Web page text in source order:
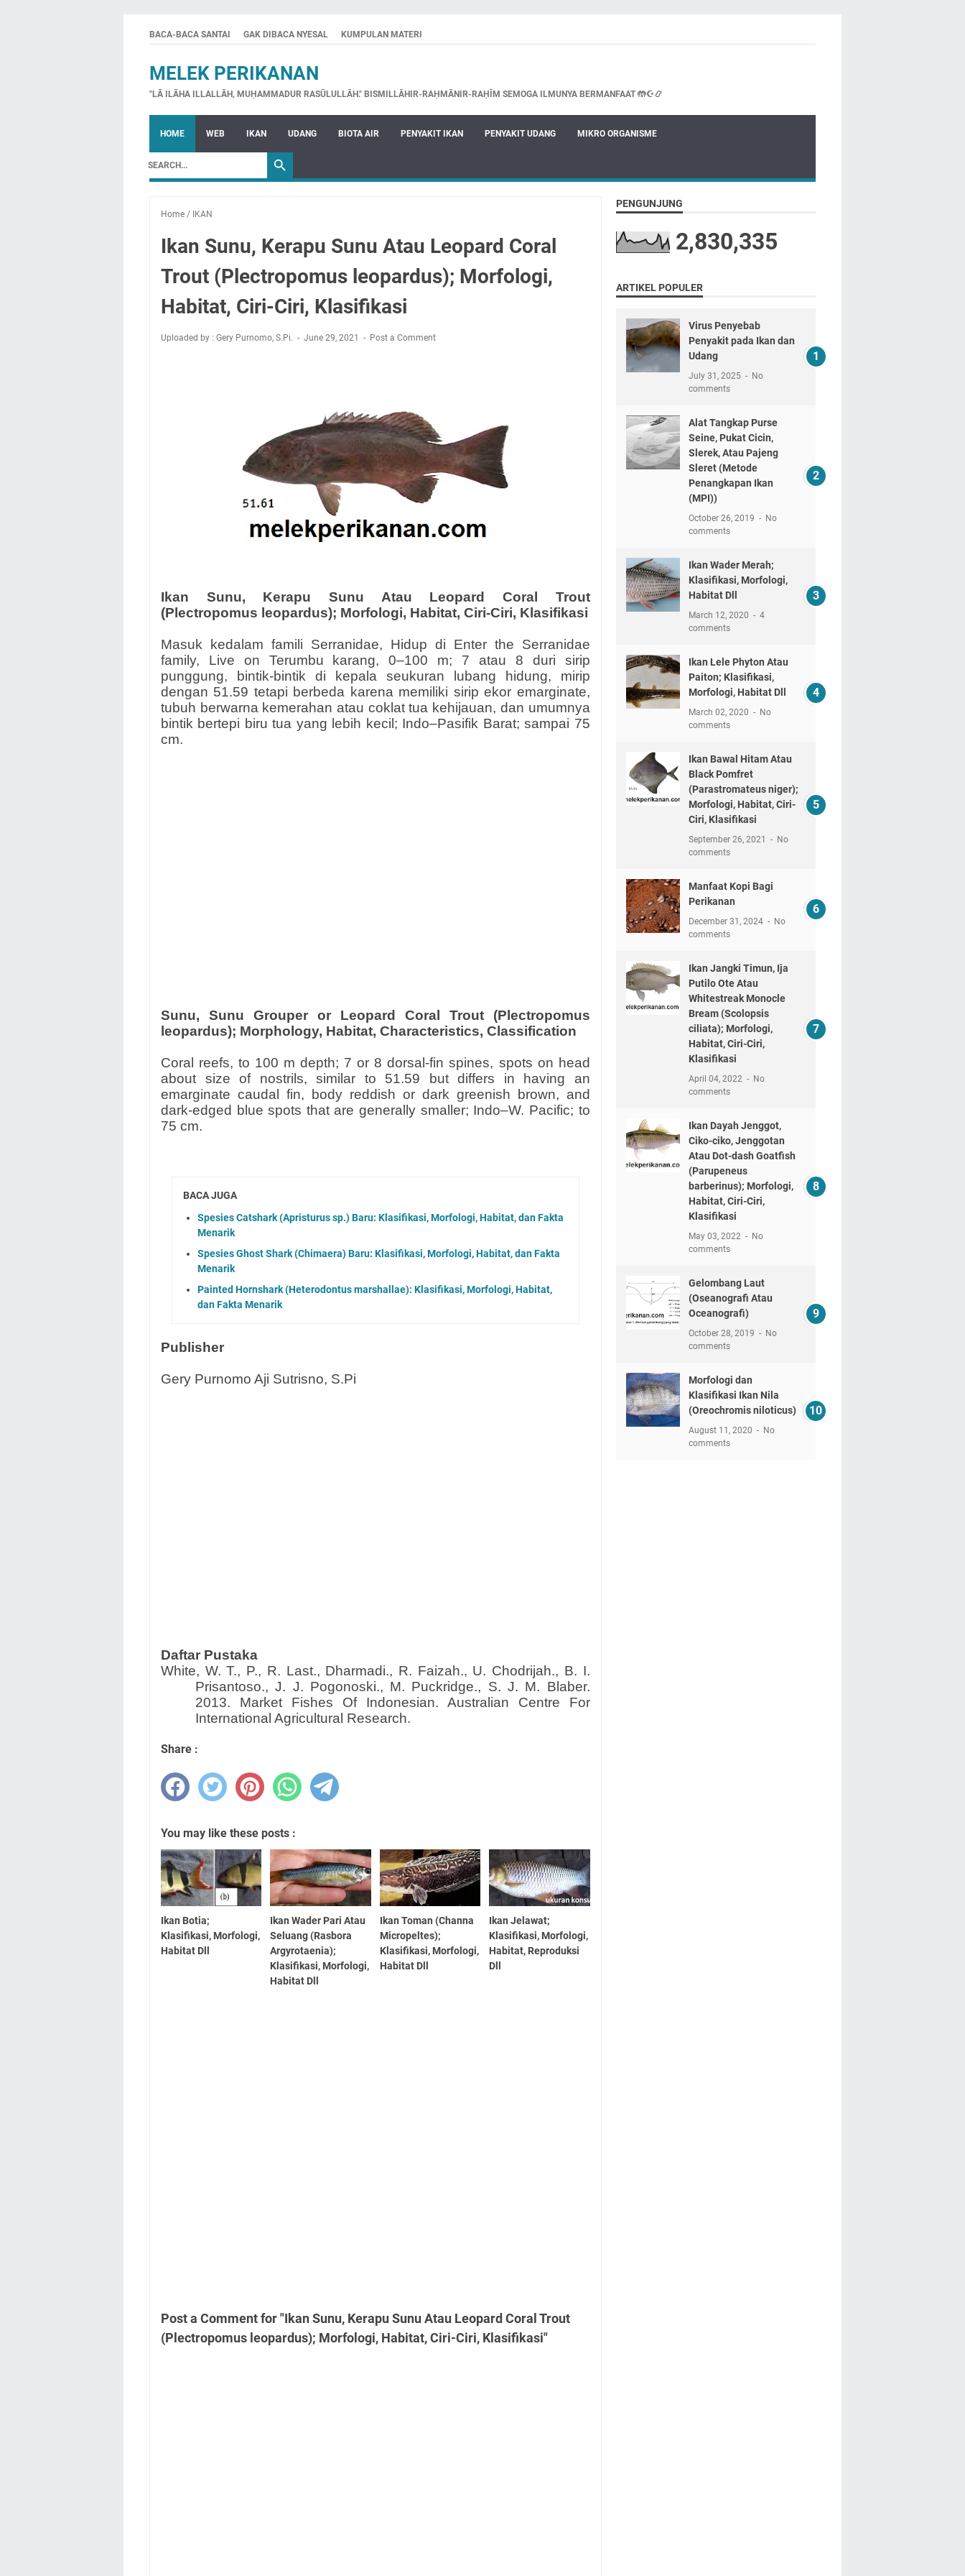
BACA-BACA SANTAI GAK DIBACA NYESAL KUMPULAN MATERI
MELEK PERIKANAN
"LĀ ILĀHA ILLALLĀH, MUḤAMMADUR RASŪLULLĀH." BISMILLĀHIR-RAḤMĀNIR-RAḤĪM SEMOGA ILMUNYA BERMANFAAT 🤲☪📿
HOME WEB IKAN UDANG BIOTA AIR PENYAKIT IKAN PENYAKIT UDANG MIKRO ORGANISME
Home / IKAN
Ikan Sunu, Kerapu Sunu Atau Leopard Coral
Trout (Plectropomus leopardus); Morfologi,
Habitat, Ciri-Ciri, Klasifikasi
Uploaded by : Gery Purnomo, S.Pi. June 29, 2021 Post a Comment
Ikan Sunu, Kerapu Sunu Atau Leopard Coral Trout
(Plectropomus leopardus); Morfologi, Habitat, Ciri-Ciri, Klasifikasi
Masuk kedalam famili Serranidae, Hidup di Enter the Serranidae
family, Live on Terumbu karang, 0–100 m; 7 atau 8 duri sirip
punggung, bintik-bintik di kepala seukuran lubang hidung, mirip
dengan 51.59 tetapi berbeda karena memiliki sirip ekor emarginate,
tubuh berwarna kemerahan atau coklat tua kehijauan, dan umumnya
bintik bertepi biru tua yang lebih kecil; Indo–Pasifik Barat; sampai 75
cm.
Sunu, Sunu Grouper or Leopard Coral Trout (Plectropomus
leopardus); Morphology, Habitat, Characteristics, Classification
Coral reefs, to 100 m depth; 7 or 8 dorsal-fin spines, spots on head
about size of nostrils, similar to 51.59 but differs in having an
emarginate caudal fin, body reddish or dark greenish brown, and
dark-edged blue spots that are generally smaller; Indo–W. Pacific; to
75 cm.
BACA JUGA
Spesies Catshark (Apristurus sp.) Baru: Klasifikasi, Morfologi, Habitat, dan Fakta
Menarik
Spesies Ghost Shark (Chimaera) Baru: Klasifikasi, Morfologi, Habitat, dan Fakta
Menarik
Painted Hornshark (Heterodontus marshallae): Klasifikasi, Morfologi, Habitat,
dan Fakta Menarik
Publisher
Gery Purnomo Aji Sutrisno, S.Pi
Daftar Pustaka
White, W. T., P., R. Last., Dharmadi., R. Faizah., U. Chodrijah., B. I.
Prisantoso., J. J. Pogonoski., M. Puckridge., S. J. M. Blaber.
2013. Market Fishes Of Indonesian. Australian Centre For
International Agricultural Research.
Share :
You may like these posts :
Ikan Botia;
Klasifikasi, Morfologi,
Habitat Dll
Ikan Wader Pari Atau
Seluang (Rasbora
Argyrotaenia);
Klasifikasi, Morfologi,
Habitat Dll
Ikan Toman (Channa
Micropeltes);
Klasifikasi, Morfologi,
Habitat Dll
Ikan Jelawat;
Klasifikasi, Morfologi,
Habitat, Reproduksi
Dll
Post a Comment for "Ikan Sunu, Kerapu Sunu Atau Leopard Coral Trout
(Plectropomus leopardus); Morfologi, Habitat, Ciri-Ciri, Klasifikasi"
PENGUNJUNG
2,830,335
ARTIKEL POPULER
Virus Penyebab
Penyakit pada Ikan dan
Udang
July 31, 2025
No
comments
Alat Tangkap Purse
Seine, Pukat Cicin,
Slerek, Atau Pajeng
Sleret (Metode
Penangkapan Ikan
(MPI))
October 26, 2019
No
comments
Ikan Wader Merah;
Klasifikasi, Morfologi,
Habitat Dll
March 12, 2020
4
comments
Ikan Lele Phyton Atau
Paiton; Klasifikasi,
Morfologi, Habitat Dll
March 02, 2020
No
comments
Ikan Bawal Hitam Atau
Black Pomfret
(Parastromateus niger);
Morfologi, Habitat, Ciri-
Ciri, Klasifikasi
September 26, 2021
No
comments
Manfaat Kopi Bagi
Perikanan
December 31, 2024
No
comments
Ikan Jangki Timun, Ija
Putilo Ote Atau
Whitestreak Monocle
Bream (Scolopsis
ciliata); Morfologi,
Habitat, Ciri-Ciri,
Klasifikasi
April 04, 2022
No
comments
Ikan Dayah Jenggot,
Ciko-ciko, Jenggotan
Atau Dot-dash Goatfish
(Parupeneus
barberinus); Morfologi,
Habitat, Ciri-Ciri,
Klasifikasi
May 03, 2022
No
comments
Gelombang Laut
(Oseanografi Atau
Oceanografi)
October 28, 2019
No
comments
Morfologi dan
Klasifikasi Ikan Nila
(Oreochromis niloticus)
August 11, 2020
No
comments